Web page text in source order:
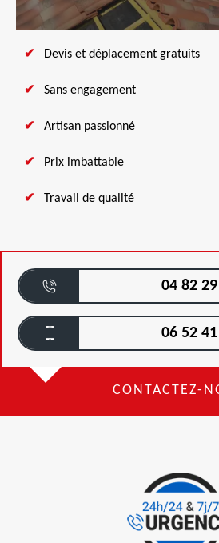
Devis et déplacement gratuits
Sans engagement
Artisan passionné
Prix imbattable
Travail de qualité
04 82
06 52
CONTACTEZ-